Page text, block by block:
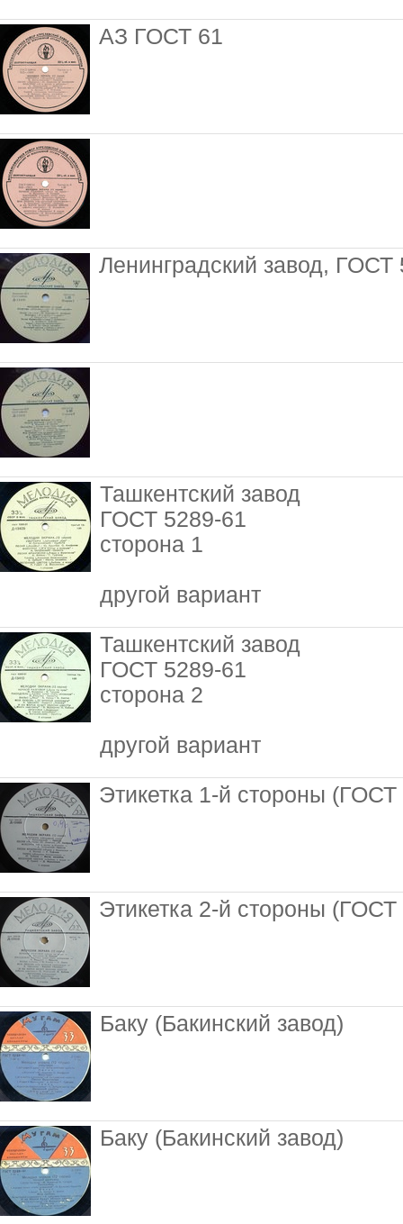
АЗ ГОСТ 61
Ленинградский завод, ГОСТ
Ташкентский завод
ГОСТ 5289-61
сторона 1
другой вариант
Ташкентский завод
ГОСТ 5289-61
сторона 2
другой вариант
Этикетка 1-й стороны
Этикетка 2-й стороны
Баку (Бакинский завод)
Баку (Бакинский завод)